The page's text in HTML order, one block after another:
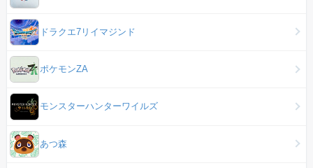
ドラクエ7リイマジンド
ポケモンZA
モンスターハンターワイルズ
あつ森